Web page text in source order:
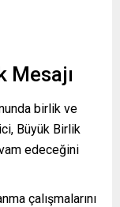
Mesajı
birlik ve
Büyük Birlik
edeceğini
çalışmalarını